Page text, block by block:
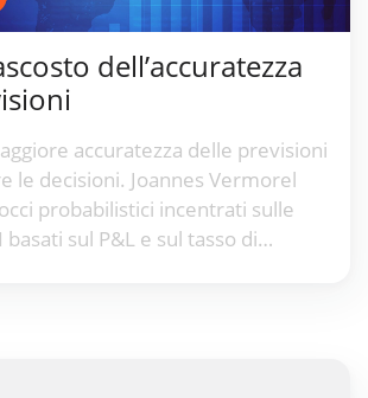
accuratezza delle previsioni
le decisioni. Joannes Vermorel
probabilistici incentrati sulle
basati sul P&L e sul tasso di